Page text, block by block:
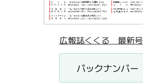
広報誌くくる 最新号
バックナンバー